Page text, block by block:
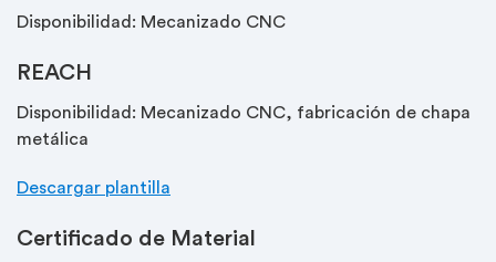
Disponibilidad: Mecanizado CNC
REACH
Disponibilidad: Mecanizado CNC, fabricación de chapa
metálica
Descargar plantilla
Certificado de Material